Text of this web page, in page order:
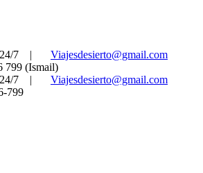
7
|
Viajesdesierto@gmail.com
799 (Ismail)
7
|
Viajesdesierto@gmail.com
799